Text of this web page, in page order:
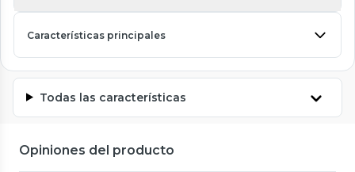
Características principales
Todas las características
Opiniones del producto